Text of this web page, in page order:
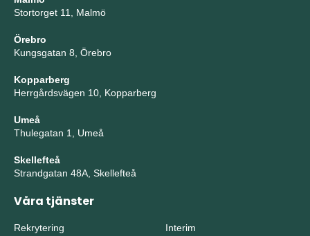
Stortorget 11, Malmö
Örebro
Kungsgatan 8, Örebro
Kopparberg
Herrgårdsvägen 10, Kopparberg
Umeå
Thulegatan 1, Umeå
Skellefteå
Strandgatan 48A, Skellefteå
Våra tjänster
Rekrytering
Interim